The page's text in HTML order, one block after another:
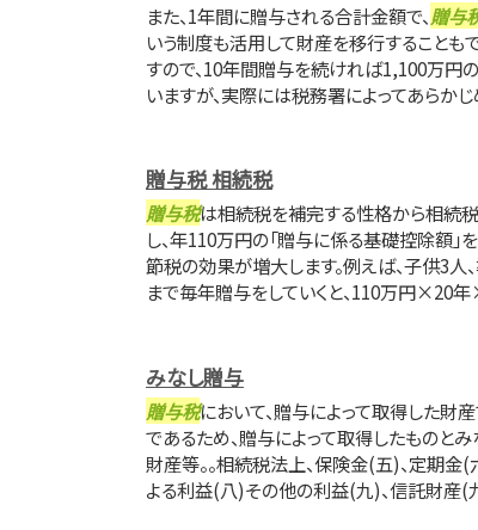
また、1年間に贈与される合計金額で、贈与
いう制度も活用して財産を移行することも
すので、10年間贈与を続ければ1,100万円
いますが、実際には税務署によってあらか
贈与税 相続税
贈与税は相続税を補完する性格から相続税
し、年110万円の「贈与に係る基礎控除額」
節税の効果が増大します。例えば、子供3人
まで毎年贈与をしていくと、110万円×20
みなし贈与
贈与税において、贈与によって取得した財
であるため、贈与によって取得したものと
財産等。。相続税法上、保険金(五)、定期
よる利益(八)その他の利益(九)、信託財産